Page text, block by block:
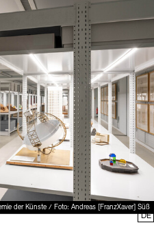
der Künste / Foto: Andreas [FranzXaver] Süß
DE